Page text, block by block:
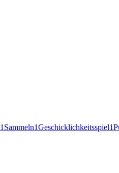
1 Sammeln1Geschicklichkeitsspiel1